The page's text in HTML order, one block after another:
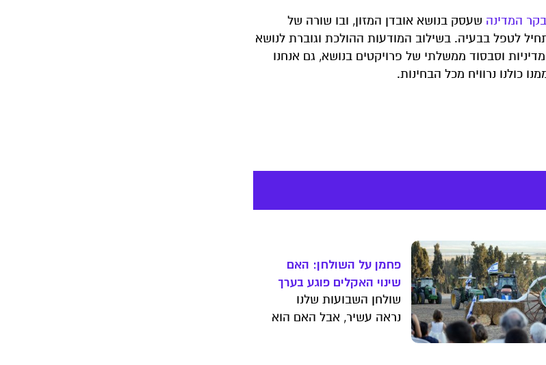
המדינה שעסק בנושא אובדן המזון, ובו שורה של
לטפל בבעיה. בשילוב המודעות ההולכת וגוברת לנושא
וסבסוד ממשלתי של פרויקטים בנושא, גם אנחנו
כולנו נרוויח מכל הבחינות.
פחמן על השולחן: האם
שינוי האקלים פוגע בערך
התזונתי של המזון שלנו?
שולחן השבועות שלנו
נראה עשיר, אבל האם הוא